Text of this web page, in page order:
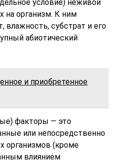
условие) неживой
на организм. К ним
влажность, субстрат и его
абиотический
и приобретенное
факторы — это
или непосредственно
организмов (кроме
влиянием